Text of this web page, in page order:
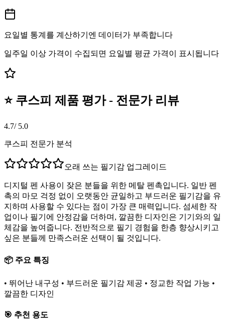
요일별 통계를 계산하기엔 데이터가 부족합니다
일주일 이상 가격이 수집되면 요일별 평균 가격이 표시됩니다
⭐ 쿠스피 제품 평가 - 전문가 리뷰
4.7/ 5.0
쿠스피 전문가 분석
오래 쓰는 필기감 업그레이드
디지털 펜 사용이 잦은 분들을 위한 메탈 펜촉입니다. 일반 펜
촉의 마모 걱정 없이 오랫동안 균일하고 부드러운 필기감을 유
지하며 사용할 수 있다는 점이 가장 큰 매력입니다. 섬세한 작
업이나 필기에 안정감을 더하며, 깔끔한 디자인은 기기와의 일
체감을 높여줍니다. 전반적으로 필기 경험을 한층 향상시키고
싶은 분들께 만족스러운 선택이 될 것입니다.
📦 주요 특징
• 뛰어난 내구성 • 부드러운 필기감 제공 • 정교한 작업 가능 •
깔끔한 디자인
🎯 추천 용도